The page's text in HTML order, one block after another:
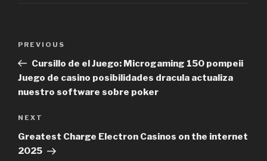
Previous
Post
PREVIOUS
Cursillo de el Juego: Microgaming 150 pompeii
Juego de casino posibilidades dracula actualiza
nuestro software sobre poker
Next
Post
NEXT
Greatest Charge Electron Casinos on the internet
2025